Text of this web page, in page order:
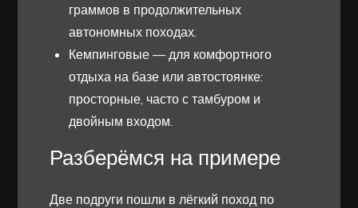
граммов в продолжительных
автономных походах.
Кемпинговые — для комфортного
отдыха на базе или автостоянке:
просторные, часто с тамбуром и
двойным входом.
Разберёмся на примере
Две подруги пошли в лёгкий поход по